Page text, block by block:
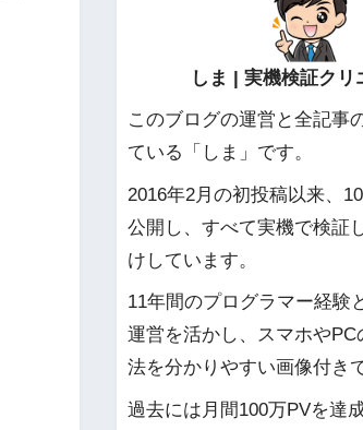
しま | 実機検証クリ
このブログの運営と全記事
ている「しま」です。
2016年2月の初投稿以来、
公開し、すべて実機で検証
けしています。
11年間のプログラマー経験
運営を活かし、スマホやPC
法を分かりやすい画像付き
過去には月間100万PVを達成